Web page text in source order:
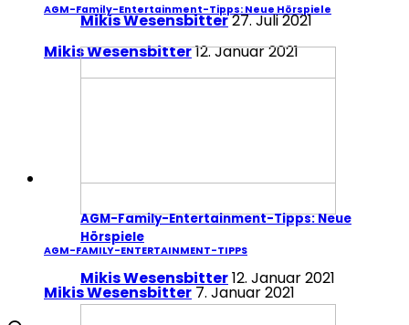
AGM-Family-Entertainment-Tipps: Neue Hörspiele
Mikis Wesensbitter12. Januar 2021
AGM-FAMILY-ENTERTAINMENT-TIPPS
Mikis Wesensbitter 7. Januar 2021
Mikis Wesensbitter27. Juli 2021
AGM-Family-Entertainment-Tipps: Neue
Hörspiele
Mikis Wesensbitter12. Januar 2021